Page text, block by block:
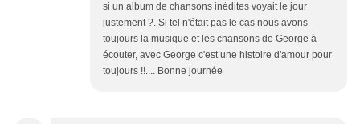
si un album de chansons inédites voyait le jour
justement ?. Si tel n'était pas le cas nous avons
toujours la musique et les chansons de George à
écouter, avec George c'est une histoire d'amour pour
toujours !!.... Bonne journée